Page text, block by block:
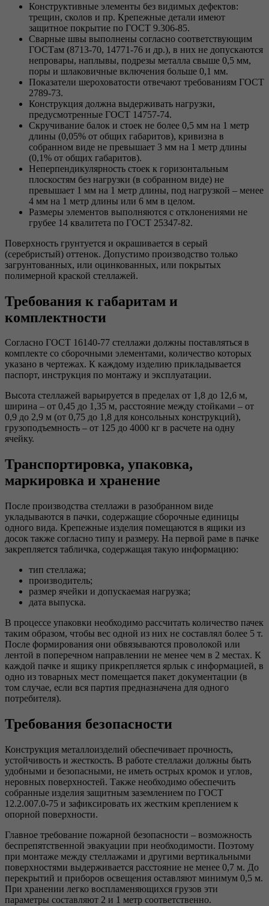
Конструктивные элементы без видимых дефектов:
трещин, сколов и пр. Крепежные детали имеют
защитное покрытие по ГОСТ 9.306-85.
Сварные швы выполнены согласно соответствующим
ГОСТам (8713-70, 14771-76 и др.), в них не допускаются
непровары, наплывы, подрезы металла свыше 0,5 мм,
поры и шлаковичные включения больше 0,1 мм.
Показатели шероховатости отвечают требованиям ГОСТ
2789-73.
Конструкция должна выдерживать нагрузки,
предусмотренные ГОСТ 14757-74.
Скручивание балок и стоек не более 0,5 мм на 1 метр
длины (0,05% от общих габаритов), кривизна в
собранном виде не превышает 3 мм на 1 метр длины
(0,1% от общих габаритов).
Неперпендикулярность стоек к горизонтальным
плоскостям без нагрузки (в собранном виде) не
превышает 1 мм на 1 метр длины, под нагрузкой – менее
4 мм на 1 метр длины или 6 мм в целом.
Размеры элементов выполняются с отклонениями не
грубее 14 квалитета по ГОСТ 25347-82.
Поверхность грунтуется и окрашивается в серый
(серебристый) оттенок. Допустимо производство только
загрунтованных, или оцинкованных, или покрытых
полимерной краской стеллажей.
Требования к габаритам и
комплектности
Согласно ГОСТ 16140-77 стеллажи должны поставляться в
комплекте со сборочными элементами, количество которых
указано в чертежах. К каждому изделию прикладывается
паспорт, инструкция по монтажу и эксплуатации.
Высота стеллажей варьируется в пределах от 1,8 до 12,6 м,
ширина – от 0,45 до 1,35 м, расстояние между стойками – от
0,9 до 2,9 м (от 0,75 до 1,8 для консольных конструкций),
грузоподъемность – от 125 до 4000 кг в расчете на одну
ячейку.
Транспортировка, упаковка,
маркировка и хранение
После производства стеллажи в разобранном виде
укладываются в пачки, содержащие сборочные единицы
одного вида. Крепежные изделия помещаются в ящики из
досок также согласно типу и размеру. На первой раме в пачке
закрепляется табличка, содержащая такую информацию:
тип стеллажа;
производитель;
размер ячейки и допускаемая нагрузка;
дата выпуска.
В процессе упаковки необходимо рассчитать количество пачек
таким образом, чтобы вес одной из них не составлял более 5 т.
После формирования они обвязываются проволокой или
лентой в поперечном направлении не менее чем в 2 местах. К
каждой пачке и ящику прикрепляется ярлык с информацией, в
одно из товарных мест помещается пакет документации (в
том случае, если вся партия предназначена для одного
потребителя).
Требования безопасности
Конструкция металлоизделий обеспечивает прочность,
устойчивость и жесткость. В работе стеллажи должны быть
удобными и безопасными, не иметь острых кромок и углов,
неровных поверхностей. Также необходимо обеспечить
собранные изделия защитным заземлением по ГОСТ
12.2.007.0-75 и зафиксировать их жестким креплением к
опорной поверхности.
Главное требование пожарной безопасности – возможность
беспрепятственной эвакуации при необходимости. Поэтому
при монтаже между стеллажами и другими вертикальными
поверхностями выдерживается расстояние не менее 0,7 м. До
перекрытий и приборов освещения оставляют минимум 0,5 м.
При хранении легко воспламеняющихся грузов эти
параметры составляют 2 и 1 метр соответственно.